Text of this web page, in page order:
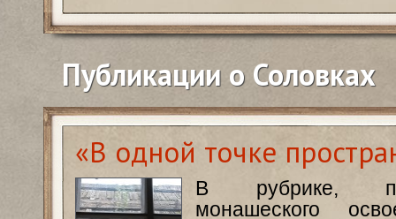
Публикации о Соловках
«В одной точке
В рубрике,
монашеского